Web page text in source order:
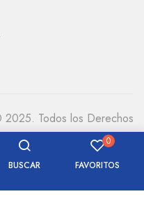
BUSCAR
0
FAVORITOS
Todos los Derechos